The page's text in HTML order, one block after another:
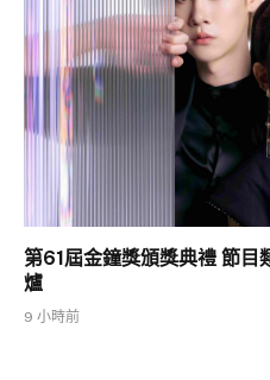
第61屆金鐘獎頒獎典禮 節目
爐
9 小時前